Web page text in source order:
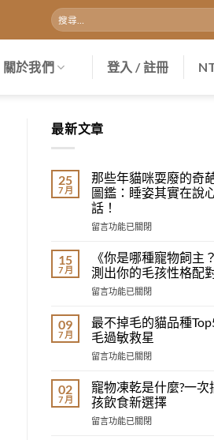
搜
尋
關
字:
關於我們 登入 / 註冊
最新文章
25
7 月
那些年貓咪耍廢的奇
圖鑑：睡姿其實在說
話！
在
年
貓
咪
廢
的
奇
葩
姿
圖
睡
留言功能已關閉
15
7 月
《你是哪種寵物飼主
測出你的毛孩性格配
在
是
哪
種
寵
飼
主？
3
分
留言功能已關閉
09
7 月
最不掉毛的貓品種
毛過敏救星
在
不
掉
毛
的
留言功能已關閉
02
7 月
寵物凍乾是什麼?一次
孩飲食新選擇
在
留言功能已關閉